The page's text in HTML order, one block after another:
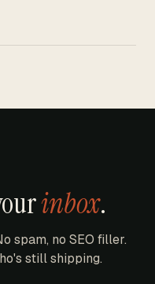
inbox.
spam, no SEO filler.
still shipping.